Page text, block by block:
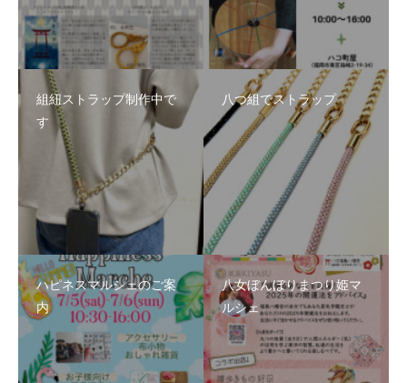
組紐ストラップ制作中で
す
八つ組でストラップ
ハピネスマルシェのご案
内
八女ぼんぼりまつり姫マ
ルシェ